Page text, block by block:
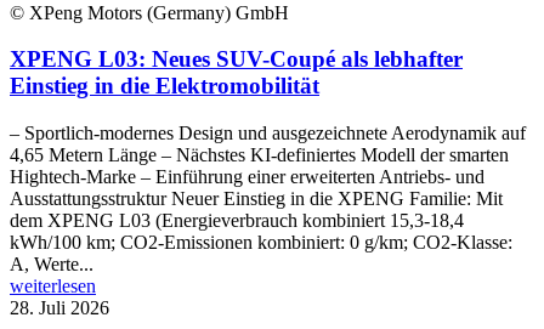
© XPeng Motors (Germany) GmbH
XPENG L03: Neues SUV-Coupé als lebhafter
Einstieg in die Elektromobilität
– Sportlich-modernes Design und ausgezeichnete Aerodynamik auf
4,65 Metern Länge – Nächstes KI-definiertes Modell der smarten
Hightech-Marke – Einführung einer erweiterten Antriebs- und
Ausstattungsstruktur Neuer Einstieg in die XPENG Familie: Mit
dem XPENG L03 (Energieverbrauch kombiniert 15,3-18,4
kWh/100 km; CO2-Emissionen kombiniert: 0 g/km; CO2-Klasse:
A, Werte...
weiterlesen
28. Juli 2026